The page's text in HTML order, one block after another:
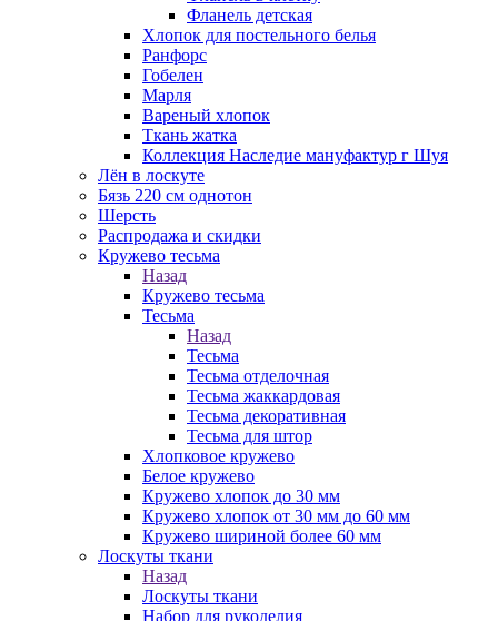
Фланель детская
Хлопок для постельного белья
Ранфорс
Гобелен
Марля
Вареный хлопок
Ткань жатка
Коллекция Наследие мануфактур г Шуя
Лён в лоскуте
Бязь 220 см однотон
Шерсть
Распродажа и скидки
Кружево тесьма
Назад
Кружево тесьма
Тесьма
Назад
Тесьма
Тесьма отделочная
Тесьма жаккардовая
Тесьма декоративная
Тесьма для штор
Хлопковое кружево
Белое кружево
Кружево хлопок до 30 мм
Кружево хлопок от 30 мм до 60 мм
Кружево шириной более 60 мм
Лоскуты ткани
Назад
Лоскуты ткани
Набор для рукоделия